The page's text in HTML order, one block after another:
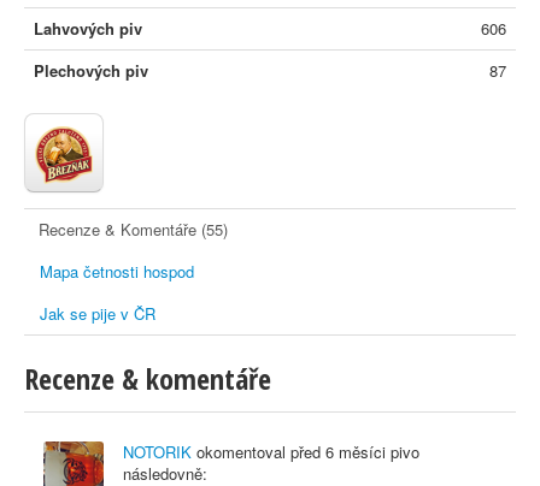
Lahvových piv
606
Plechových piv
87
Recenze & Komentáře (55)
Mapa četnosti hospod
Jak se pije v ČR
Recenze & komentáře
NOTORIK okomentoval před 6 měsíci pivo
následovně: